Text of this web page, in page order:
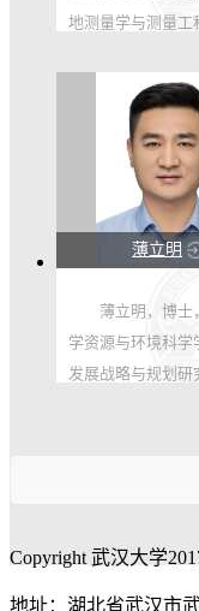
地测量学与测量工
上项目 主持 2021
际交流计划”派出
PC2021087 主持
2021 年度中国博
流派出...
薄立明
123
6
薄立明，博士
学资源与环境科学
发展战略与规划研
新专业委员会委
专业委员...
Copyright 武汉大学
地址：湖北省武汉市